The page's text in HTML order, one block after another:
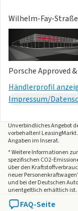
und Memory-Paket
- (QE1) Ablage-
... Änderungen,
Hierbei handelt es
Gebrauchtwagen.
Zentrum oder unter
quality by dotzilla
Wilhelm-Fay-
Porsche Approved
Händlerprofil
Impressum/
Unverbindliches Angebot
vorbehalten!
Angaben im Inserat.
* Weitere Informationen
spezifischen CO2-
über den
neuer
und bei der Deutschen
unentgeltlich erhältlich ist.
FAQ-Seite